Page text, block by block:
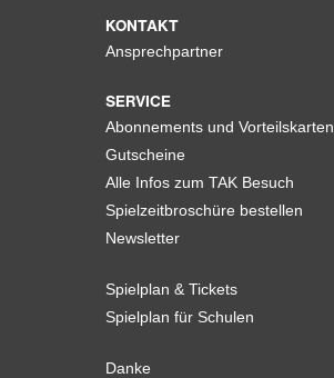
KONTAKT
Ansprechpartner
SERVICE
Abonnements und Vorteilskarten
Gutscheine
Alle Infos zum TAK Besuch
Spielzeitbroschüre bestellen
Newsletter
Spielplan & Tickets
Spielplan für Schulen
Danke